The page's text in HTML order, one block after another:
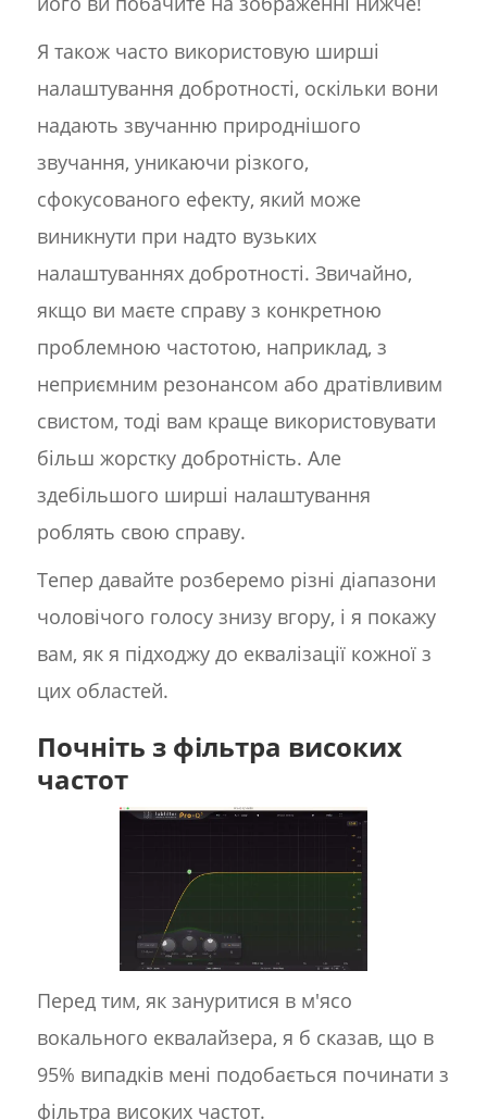
Я також часто використовую ширші
налаштування добротності, оскільки вони
надають звучанню природнішого
звучання, уникаючи різкого,
сфокусованого ефекту, який може
виникнути при надто вузьких
налаштуваннях добротності. Звичайно,
якщо ви маєте справу з конкретною
проблемною частотою, наприклад, з
неприємним резонансом або дратівливим
свистом, тоді вам краще використовувати
більш жорстку добротність. Але
здебільшого ширші налаштування
роблять свою справу.
Тепер давайте розберемо різні діапазони
чоловічого голосу знизу вгору, і я покажу
вам, як я підходжу до еквалізації кожної з
цих областей.
Почніть з фільтра високих
частот
Перед тим, як зануритися в м'ясо
вокального еквалайзера, я б сказав, що в
95% випадків мені подобається починати з
фільтра високих частот.